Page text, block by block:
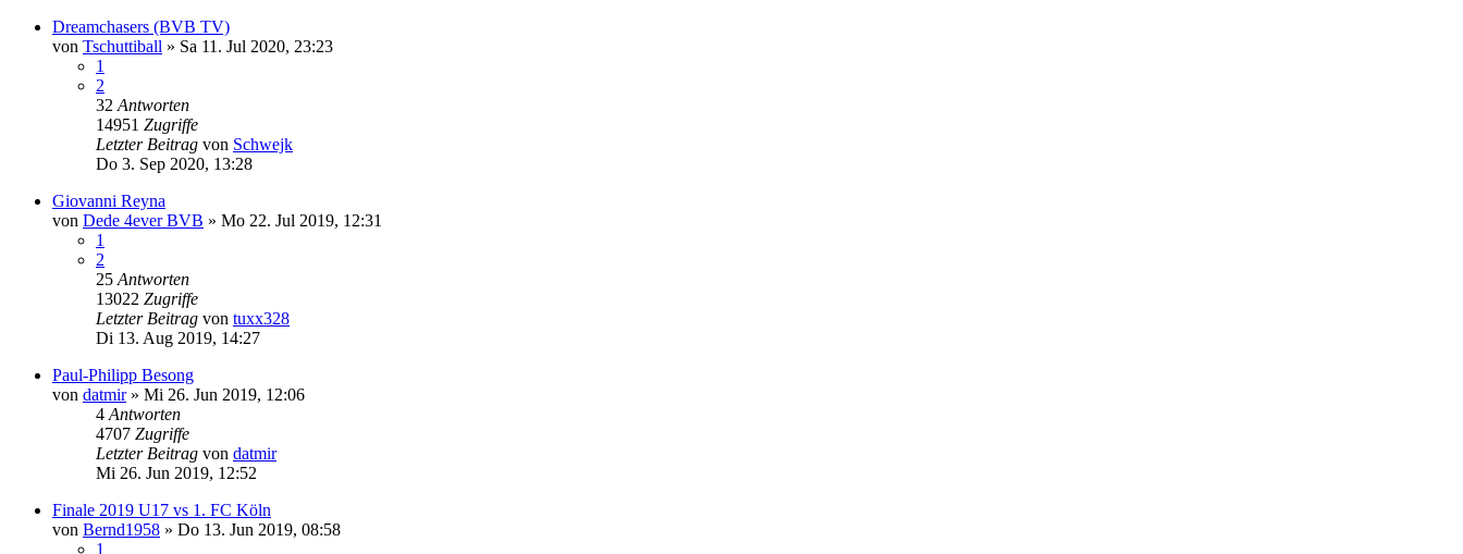
Dreamchasers (BVB TV)
von Tschuttiball » Sa 11. Jul 2020, 23:23
1
2
32 Antworten
14951 Zugriffe
Letzter Beitrag von Schwejk
Do 3. Sep 2020, 13:28
Giovanni Reyna
von Dede 4ever BVB » Mo 22. Jul 2019, 12:31
1
2
25 Antworten
13022 Zugriffe
Letzter Beitrag von tuxx328
Di 13. Aug 2019, 14:27
Paul-Philipp Besong
von datmir» Mi 26. Jun 2019, 12:06
4 Antworten
4707 Zugriffe
Letzter Beitrag von datmir
Mi 26. Jun 2019, 12:52
Finale 2019 U17 vs 1. FC Köln
von Bernd1958 » Do 13. Jun 2019, 08:58
1